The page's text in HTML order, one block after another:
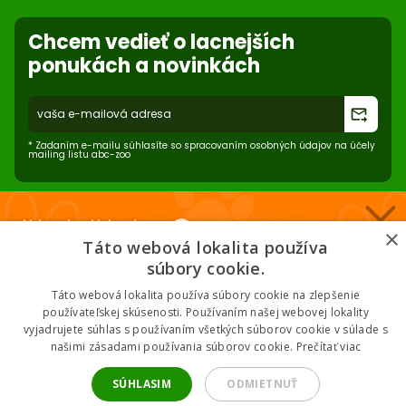
Nastavenia súborov cookie
Reklamácie
Ochrana osobných údajov
Použite body a nakupujte lacnejšie!
Viac info
Chcem vedieť o lacnejších
ponukách a novinkách
forward_to_inbox
* Zadaním e-mailu súhlasíte so spracovaním osobných údajov na účely
mailing listu abc-zoo
2026 © ABC-ZOO • Všetky práva vyhradené
Nakupuj za klubové ceny 🏆
Nižšie ceny na vybrané produkty. 2 % cashback. Členstvo zadarmo.
Chcem klubové ceny
* Odoslaním súhlasíš so zásadami spracovania údajov.
×
Táto webová lokalita používa
súbory cookie.
Táto webová lokalita používa súbory cookie na zlepšenie
používateľskej skúsenosti. Používaním našej webovej lokality
vyjadrujete súhlas s používaním všetkých súborov cookie v súlade s
našimi zásadami používania súborov cookie. Prečítať viac
SÚHLASIM ODMIETNUŤ